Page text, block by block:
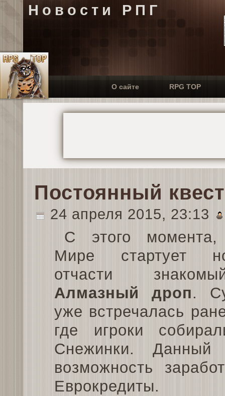
Новости РПГ
О сайте RPG TOP
Постоянный
24 апреля 2015, 23:13
С этого
Мире стартует
отчасти
Алмазный дроп.
уже встречалась
где игроки
Снежинки.
возможность
Еврокредиты.